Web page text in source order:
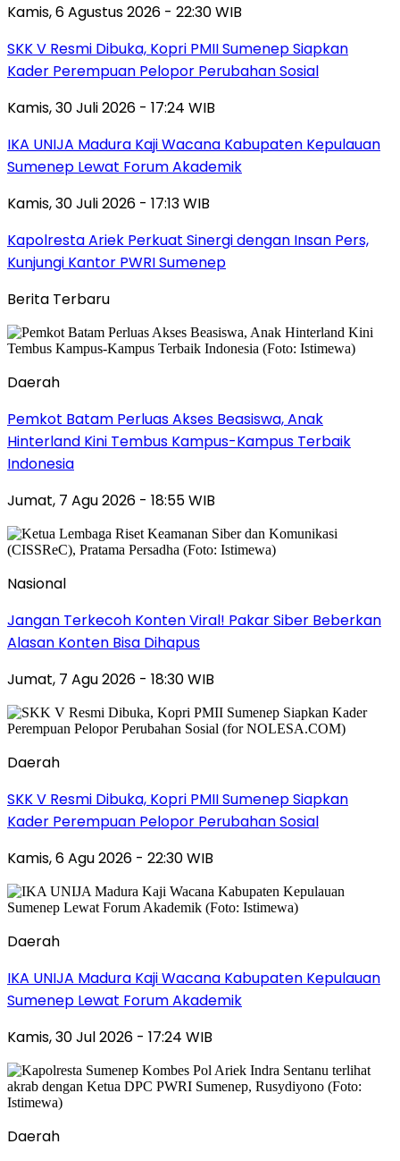
Kamis, 6 Agustus 2026 - 22:30 WIB
SKK V Resmi Dibuka, Kopri PMII Sumenep Siapkan
Kader Perempuan Pelopor Perubahan Sosial
Kamis, 30 Juli 2026 - 17:24 WIB
IKA UNIJA Madura Kaji Wacana Kabupaten Kepulauan
Sumenep Lewat Forum Akademik
Kamis, 30 Juli 2026 - 17:13 WIB
Kapolresta Ariek Perkuat Sinergi dengan Insan Pers,
Kunjungi Kantor PWRI Sumenep
Berita Terbaru
Daerah
Pemkot Batam Perluas Akses Beasiswa, Anak
Hinterland Kini Tembus Kampus-Kampus Terbaik
Indonesia
Jumat, 7 Agu 2026 - 18:55 WIB
Nasional
Jangan Terkecoh Konten Viral! Pakar Siber Beberkan
Alasan Konten Bisa Dihapus
Jumat, 7 Agu 2026 - 18:30 WIB
Daerah
SKK V Resmi Dibuka, Kopri PMII Sumenep Siapkan
Kader Perempuan Pelopor Perubahan Sosial
Kamis, 6 Agu 2026 - 22:30 WIB
Daerah
IKA UNIJA Madura Kaji Wacana Kabupaten Kepulauan
Sumenep Lewat Forum Akademik
Kamis, 30 Jul 2026 - 17:24 WIB
Daerah